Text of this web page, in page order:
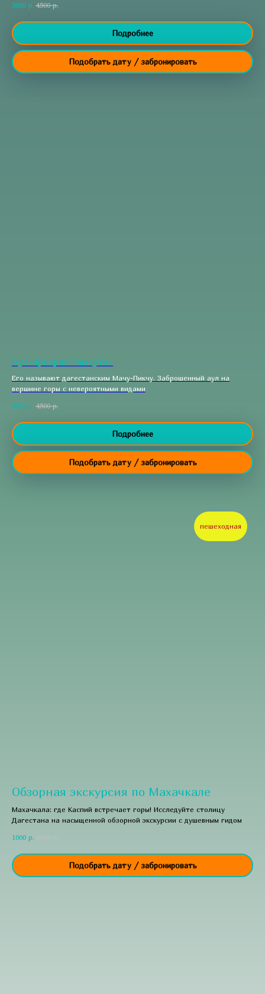
3000 р. 4500 р.
Подробнее
Подобрать дату / забронировать
Аул-призрак Гамсутль
Его называют дагестанским Мачу-Пикчу. Заброшенный аул на
вершине горы с невероятными видами
3000 р. 4500 р.
Подробнее
Подобрать дату / забронировать
пешеходная
Обзорная экскурсия по Махачкале
Махачкала: где Каспий встречает горы! Исследуйте столицу
Дагестана на насыщенной обзорной экскурсии с душевным гидом
1000 р. 2000 р.
Подобрать дату / забронировать